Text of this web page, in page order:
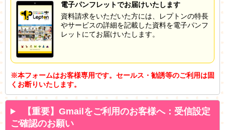
電子パンフレットでお届けいたします
資料請求をいただいた方には、レプトンの特長
やサービスの詳細を記載した資料を電子パンフ
レットにてお届けいたします。
※本フォームはお客様専用です。セールス・勧誘等のご利用は固
くお断りいたします。
【重要】Gmailをご利用のお客様へ：受信設定
ご確認のお願い